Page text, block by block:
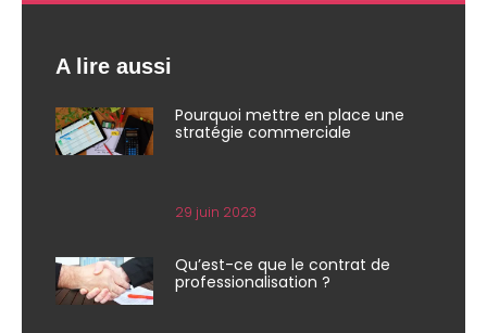
A lire aussi
Pourquoi mettre en place une
stratégie commerciale
29 juin 2023
Qu’est-ce que le contrat de
professionalisation ?